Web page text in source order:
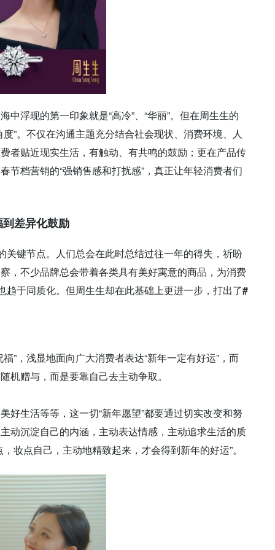
中浮现的第一印象就是“高冷”、“华丽”。但在周生生的
”。不仅在沟通主题充分结合社会现状、消费环境、人
者贴近现实生活，有触动、有共鸣的鼓励；更在产品传
节档营销的“强销售感和打扰感”，真正让年轻消费者们
差异化鼓励
关键节点。人们总会在此时总结过往一年的得失，祈盼
，不少品牌总会带着各类具有美好寓意的商品，为消费
趋于同质化。但周生生却在此基础上更进一步，打出了#
”，浅显地面向广大消费者表达“新年一定有好运”，而
机赠与，而是要靠自己去主动争取。
好生活等等，这一切“新年愿望”都要通过切实改变和努
沉淀自己的内涵，主动表达情感，主动追求生活的质
点自己，主动地精致起来，才会得到新年的好运”。